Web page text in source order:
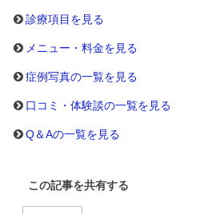
診療項目を見る
メニュー・料金を見る
症例写真の一覧を見る
口コミ・体験談の一覧を見る
Q＆Aの一覧を見る
この記事を共有する